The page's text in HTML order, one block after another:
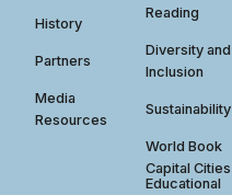
History
Partners
Media
Resources
Reading
Diversity and
Inclusion
Sustainability
World Book
Capital Cities
Educational